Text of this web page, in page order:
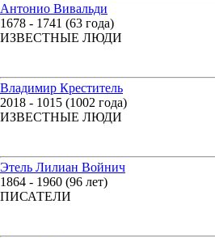
Антонио Вивальди
1678 - 1741 (63 года)
ИЗВЕСТНЫЕ ЛЮДИ
Владимир Креститель
2018 - 1015 (1002 года)
ИЗВЕСТНЫЕ ЛЮДИ
Этель Лилиан Войнич
1864 - 1960 (96 лет)
ПИСАТЕЛИ